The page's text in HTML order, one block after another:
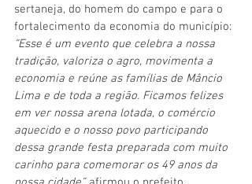
sertaneja, do homem do campo e para o
fortalecimento da economia do município:
“Esse é um evento que celebra a nossa
tradição, valoriza o agro, movimenta a
economia e reúne as famílias de Mâncio
Lima e de toda a região. Ficamos felizes
em ver nossa arena lotada, o comércio
aquecido e o nosso povo participando
dessa grande festa preparada com muito
carinho para comemorar os 49 anos da